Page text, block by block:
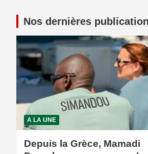
Nos dernières
A LA UNE
Depuis la Grèce, Mamadi